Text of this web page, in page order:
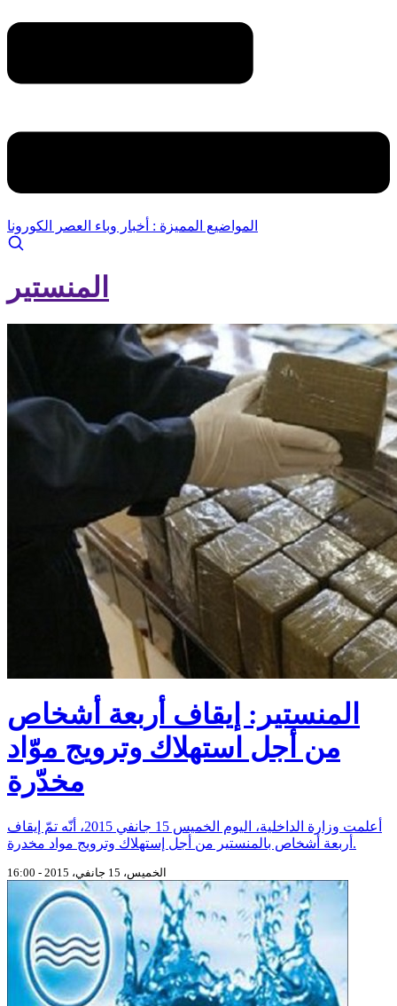
المواضيع المميزة : أخبار وباء العصر الكورونا
المنستير
المنستير: إيقاف أربعة أشخاص
من أجل استهلاك وترويج موّاد
مخدّرة
أعلمت وزارة الداخلية، اليوم الخميس 15 جانفي 2015، أنّه تمّ إيقاف
أربعة أشخاص بالمنستير من أجل إستهلاك وترويج مواد مخدرة.
الخميس، 15 جانفي، 2015 - 16:00